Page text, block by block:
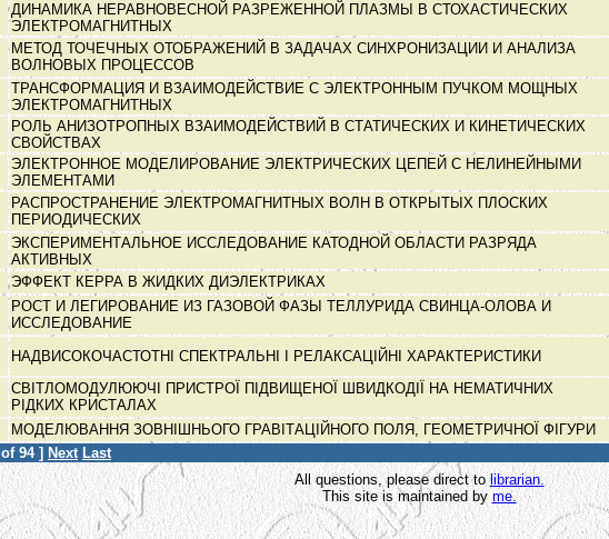
ДИНАМИКА НЕРАВНОВЕСНОЙ РАЗРЕЖЕННОЙ ПЛАЗМЫ В СТОХАСТИЧЕСКИХ
ЭЛЕКТРОМАГНИТНЫХ
МЕТОД ТОЧЕЧНЫХ ОТОБРАЖЕНИЙ В ЗАДАЧАХ СИНХРОНИЗАЦИИ И АНАЛИЗА
ВОЛНОВЫХ ПРОЦЕССОВ
ТРАНСФОРМАЦИЯ И ВЗАИМОДЕЙСТВИЕ С ЭЛЕКТРОННЫМ ПУЧКОМ МОЩНЫХ
ЭЛЕКТРОМАГНИТНЫХ
РОЛЬ АНИЗОТРОПНЫХ ВЗАИМОДЕЙСТВИЙ В СТАТИЧЕСКИХ И КИНЕТИЧЕСКИХ
СВОЙСТВАХ
ЭЛЕКТРОННОЕ МОДЕЛИРОВАНИЕ ЭЛЕКТРИЧЕСКИХ ЦЕПЕЙ С НЕЛИНЕЙНЫМИ
ЭЛЕМЕНТАМИ
РАСПРОСТРАНЕНИЕ ЭЛЕКТРОМАГНИТНЫХ ВОЛН В ОТКРЫТЫХ ПЛОСКИХ
ПЕРИОДИЧЕСКИХ
ЭКСПЕРИМЕНТАЛЬНОЕ ИССЛЕДОВАНИЕ КАТОДНОЙ ОБЛАСТИ РАЗРЯДА
АКТИВНЫХ
ЭФФЕКТ КЕРРА В ЖИДКИХ ДИЭЛЕКТРИКАХ
РОСТ И ЛЕГИРОВАНИЕ ИЗ ГАЗОВОЙ ФАЗЫ ТЕЛЛУРИДА СВИНЦА-ОЛОВА И
ИССЛЕДОВАНИЕ
НАДВИСОКОЧАСТОТНІ СПЕКТРАЛЬНІ І РЕЛАКСАЦІЙНІ ХАРАКТЕРИСТИКИ
СВІТЛОМОДУЛЮЮЧІ ПРИСТРОЇ ПІДВИЩЕНОЇ ШВИДКОДІЇ НА НЕМАТИЧНИХ
РІДКИХ КРИСТАЛАХ
МОДЕЛЮВАННЯ ЗОВНІШНЬОГО ГРАВІТАЦІЙНОГО ПОЛЯ, ГЕОМЕТРИЧНОЇ ФІГУРИ
of 94 ] Next Last
All questions, please direct tolibrarian.
This site is maintained by me.